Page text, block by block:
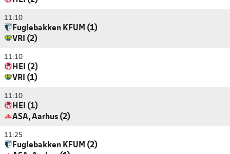
11:10
Fuglebakken KFUM (1)
VRI (2)
11:10
HEI (2)
VRI (1)
11:10
HEI (1)
ASA, Aarhus (2)
11:25
Fuglebakken KFUM (2)